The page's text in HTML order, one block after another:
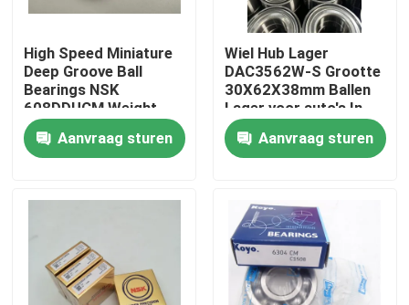
Huis
Producten
Fabrieksreis
High Speed Miniature
Deep Groove Ball
Bearings NSK
608DDUCM Weight
0.012kgs Origin Japan
Size 8*22*7mm
Aanvraag sturen
Wiel Hub Lager
DAC3562W-S Grootte
30X62X38mm Ballen
Lager voor auto's In
voorraad
Aanvraag sturen